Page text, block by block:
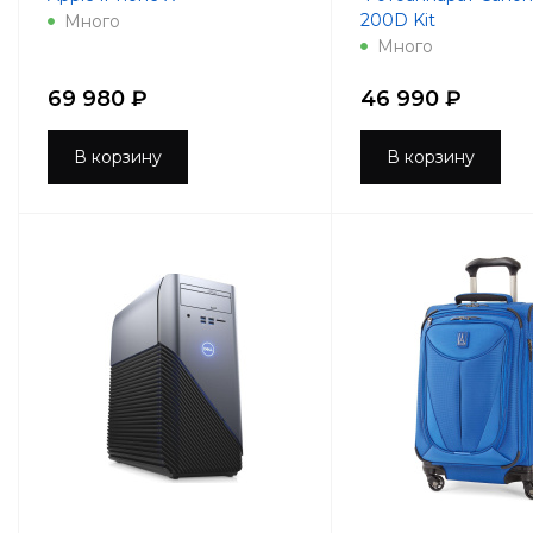
Много
69 980 ₽
В корзину
200D Kit
Много
46 990 ₽
В корзину